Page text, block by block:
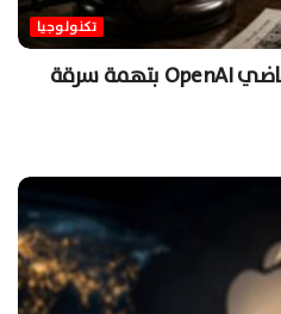
تكنولوجيا
معركة غير مسبوقة.. آبل تقاضي OpenAI بتهمة سرقة